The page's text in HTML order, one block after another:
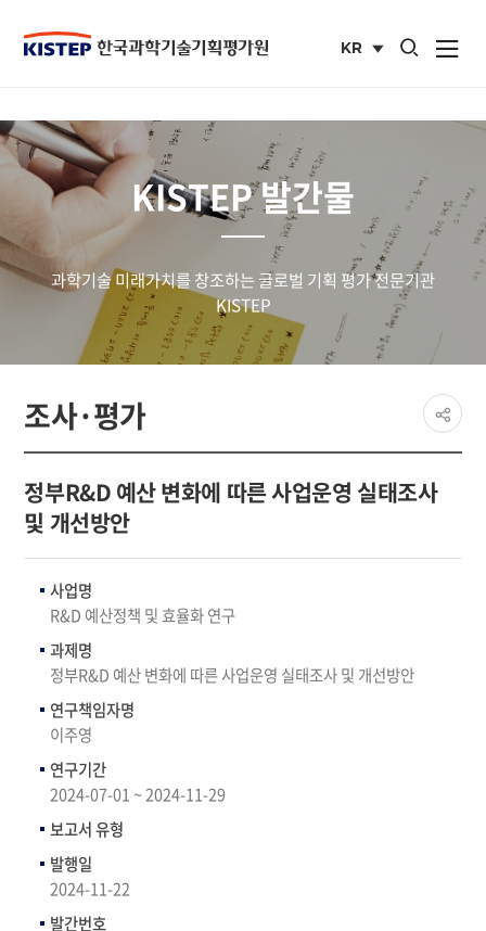
KR
통합검색 열기
사이트맵
KISTEP 발간물
과학기술 미래가치를 창조하는 글로벌 기획 평가 전문기관
KISTEP
조사·평가
페이지
공유
share
정부R&D 예산 변화에 따른 사업운영 실태조사
및 개선방안
사업명
R&D 예산정책 및 효율화 연구
과제명
정부R&D 예산 변화에 따른 사업운영 실태조사 및 개선방안
연구책임자명
이주영
연구기간
2024-07-01 ~ 2024-11-29
보고서 유형
발행일
2024-11-22
발간번호